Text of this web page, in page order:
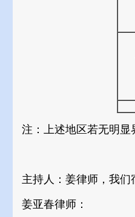
注：上述地区若无明
主持人：姜律师，我
姜亚春律师：